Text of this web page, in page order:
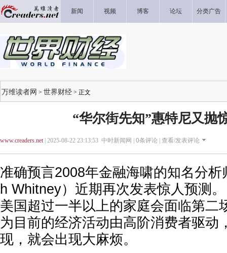
新闻 视频 博客 论坛 分类广告
万维读者网 > 世界财经 > 正文
“华尔街先知”惠特尼又抛
www.creaders.net| 2025-08-22 23:13:53 中时新闻网 | 0条评论 | 查看/发表评论
准确预言2008年金融海啸的知名分
h Whitney）近期再次发表惊人预测
美国超过一半以上的家庭会面临第二
为目前的经济活动由高阶消费者驱动
现，就会出现大麻烦。